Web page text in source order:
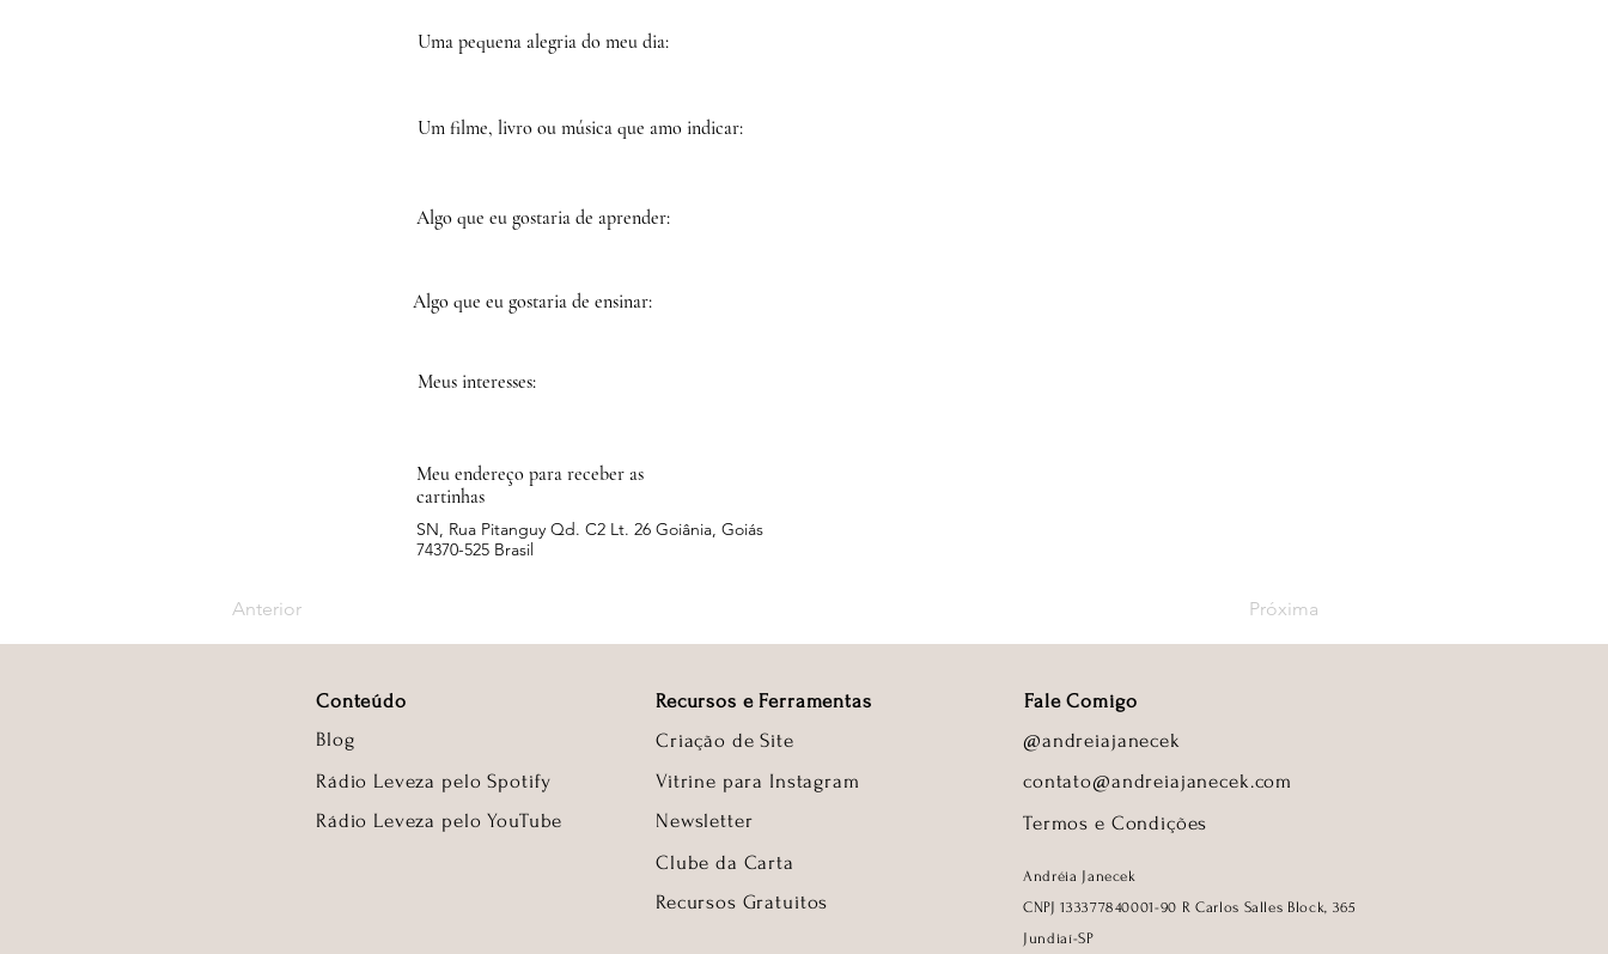
Uma pequena alegria do meu dia:
Um filme, livro ou música que amo indicar:
Algo que eu gostaria de aprender:
Algo que eu gostaria de ensinar:
Meus interesses:
Meu endereço para receber as
cartinhas
SN, Rua Pitanguy Qd. C2 Lt. 26 Goiânia, Goiás
74370-525 Brasil
Anterior Próxima
Conteúdo
Blog
Rádio Leveza pelo Spotify
Rádio Leveza pelo YouTube
Recursos e Ferramentas
Fale Comigo
Criação de Site
@andreiajanecek
Vitrine para Instagram
Newsletter
Clube da Carta
Recursos Gratuitos
contato@andreiajanecek.com
Termos e Condições
Andréia Janecek
CNPJ 133377840001-90 R Carlos Salles Block, 365
Jundiaí-SP